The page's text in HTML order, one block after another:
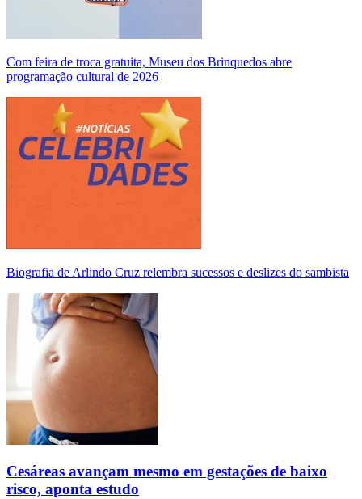
Com feira de troca gratuita, Museu dos Brinquedos abre
programação cultural de 2026
Biografia de Arlindo Cruz relembra sucessos e deslizes do sambista
Cesáreas avançam mesmo em gestações de baixo
risco, aponta estudo